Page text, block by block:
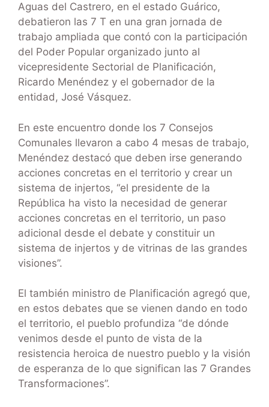
Aguas del Castrero, en el estado Guárico,
debatieron las 7 T en una gran jornada de
trabajo ampliada que contó con la participación
del Poder Popular organizado junto al
vicepresidente Sectorial de Planificación,
Ricardo Menéndez y el gobernador de la
entidad, José Vásquez.
En este encuentro donde los 7 Consejos
Comunales llevaron a cabo 4 mesas de trabajo,
Menéndez destacó que deben irse generando
acciones concretas en el territorio y crear un
sistema de injertos, “el presidente de la
República ha visto la necesidad de generar
acciones concretas en el territorio, un paso
adicional desde el debate y constituir un
sistema de injertos y de vitrinas de las grandes
visiones”.
El también ministro de Planificación agregó que,
en estos debates que se vienen dando en todo
el territorio, el pueblo profundiza “de dónde
venimos desde el punto de vista de la
resistencia heroica de nuestro pueblo y la visión
de esperanza de lo que significan las 7 Grandes
Transformaciones”.